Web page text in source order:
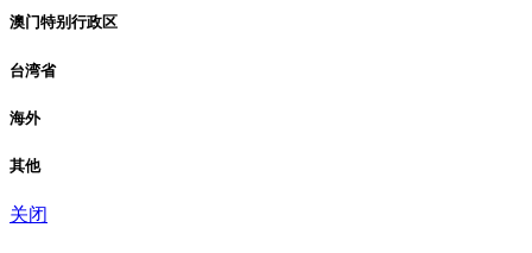
澳门特别行政区
台湾省
海外
其他
关闭